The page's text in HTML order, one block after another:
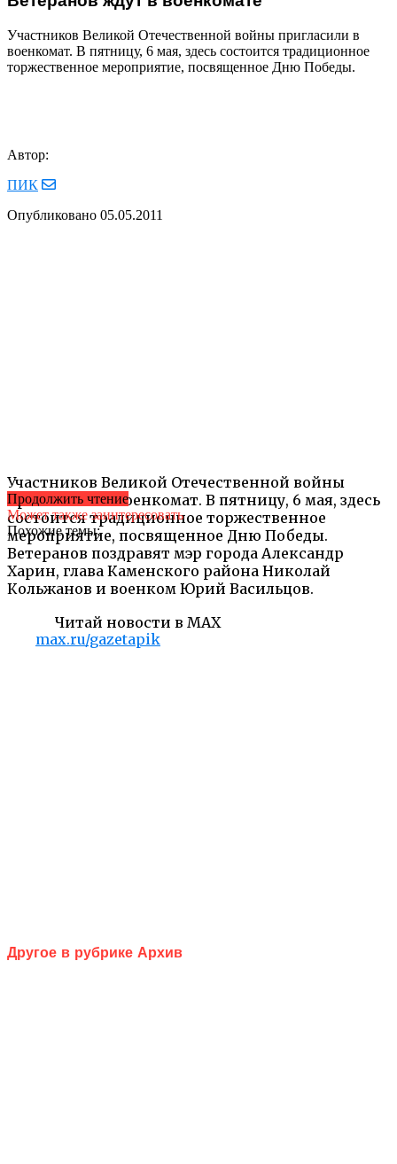
Участников Великой Отечественной войны пригласили в
военкомат. В пятницу, 6 мая, здесь состоится традиционное
торжественное мероприятие, посвященное Дню Победы.
Автор:
ПИК
Опубликовано 05.05.2011
Участников Великой Отечественной войны
пригласили в военкомат. В пятницу, 6 мая, здесь
состоится традиционное торжественное
мероприятие, посвященное Дню Победы.
Ветеранов поздравят мэр города Александр
Харин, глава Каменского района Николай
Кольжанов и военком Юрий Васильцов.
Читай новости в MAX
max.ru/gazetapik
Продолжить чтение
Может также заинтересовать
Похожие темы:
Другое в рубрике Архив